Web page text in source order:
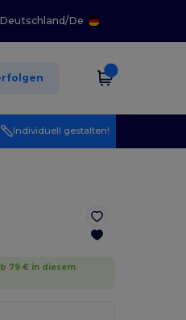
Deutschland/De
Individuell gestalten!
79 € in diesem